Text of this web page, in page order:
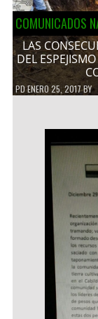
COMUNICADOS
LAS
DEL
PDENERO 25, 2017BY